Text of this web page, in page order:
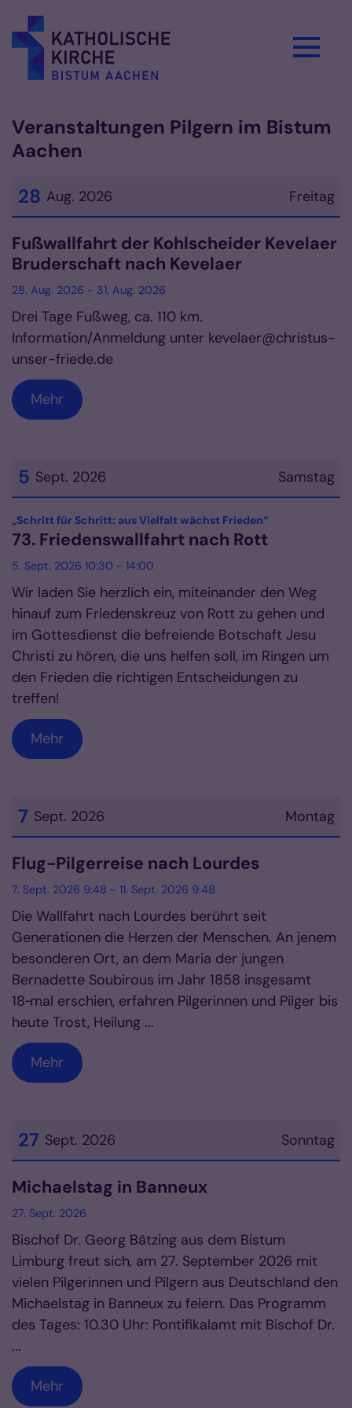
Veranstaltungen Pilgern im Bistum
Aachen
Freitag
28 Aug. 2026
Datum: 28. August 2026
Fußwallfahrt der Kohlscheider Kevelaer
Bruderschaft nach Kevelaer
28. Aug. 2026 - 31. Aug. 2026
Drei Tage Fußweg, ca. 110 km.
Information/Anmeldung unter kevelaer@christus-
unser-friede.de
Mehr
Samstag
5 Sept. 2026
Datum: 5. September 2026
„Schritt für Schritt: aus Vielfalt wächst Frieden“:
73. Friedenswallfahrt nach Rott
5. Sept. 2026 10:30 - 14:00
Wir laden Sie herzlich ein, miteinander den Weg
hinauf zum Friedenskreuz von Rott zu gehen und
im Gottesdienst die befreiende Botschaft Jesu
Christi zu hören, die uns helfen soll, im Ringen um
den Frieden die richtigen Entscheidungen zu
treffen!
Mehr
Montag
7 Sept. 2026
Datum: 7. September 2026
Flug-Pilgerreise nach Lourdes
7. Sept. 2026 9:48 - 11. Sept. 2026 9:48
Die Wallfahrt nach Lourdes berührt seit
Generationen die Herzen der Menschen. An jenem
besonderen Ort, an dem Maria der jungen
Bernadette Soubirous im Jahr 1858 insgesamt
18‑mal erschien, erfahren Pilgerinnen und Pilger bis
heute Trost, Heilung ...
Mehr
Sonntag
27 Sept. 2026
Datum: 27. September 2026
Michaelstag in Banneux
27. Sept. 2026
Bischof Dr. Georg Bätzing aus dem Bistum
Limburg freut sich, am 27. September 2026 mit
vielen Pilgerinnen und Pilgern aus Deutschland den
Michaelstag in Banneux zu feiern. Das Programm
des Tages: 10.30 Uhr: Pontifikalamt mit Bischof Dr.
...
Mehr